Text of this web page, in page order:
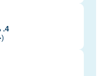
4. متدولوژی